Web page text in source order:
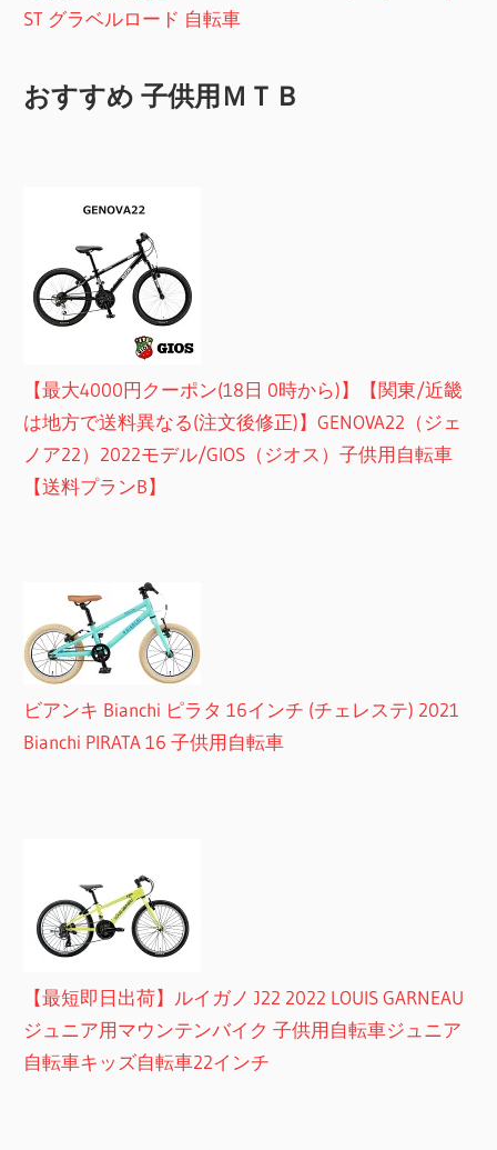
ST グラベルロード 自転車
おすすめ 子供用ＭＴＢ
【最大4000円クーポン(18日 0時から)】【関東/近畿
は地方で送料異なる(注文後修正)】GENOVA22（ジェ
ノア22）2022モデル/GIOS（ジオス）子供用自転車
【送料プランB】
ビアンキ Bianchi ピラタ 16インチ (チェレステ) 2021
Bianchi PIRATA 16 子供用自転車
【最短即日出荷】ルイガノ J22 2022 LOUIS GARNEAU
ジュニア用マウンテンバイク 子供用自転車ジュニア
自転車キッズ自転車22インチ